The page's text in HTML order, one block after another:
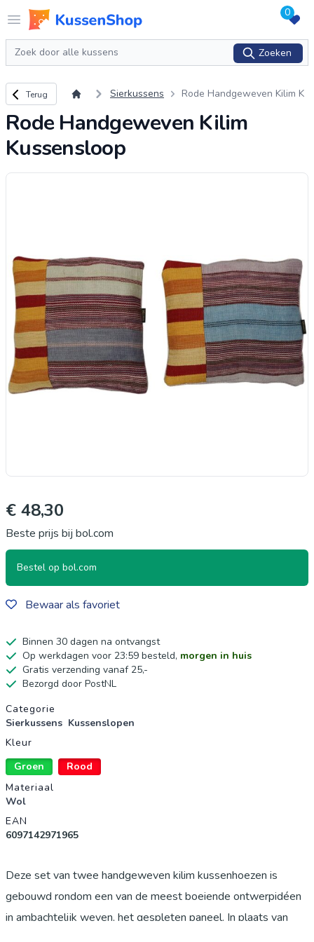
Open menu
Logo www.kussenshop.nl 0
Zoeken
Zoeken
Terug naar overzicht
Terug Sierkussens
Rode Handgeweven Kilim K
Rode Handgeweven Kilim
Kussensloop
€ 48,30
Beste prijs bij bol.com
Bestel op bol.com
Bewaar als favoriet
Binnen 30 dagen na ontvangst
Op werkdagen voor 23:59 besteld, morgen in huis
Gratis verzending vanaf 25,-
Bezorgd door PostNL
Productgegevens
Categorie
Sierkussens Kussenslopen
Kleur
Groen
Rood
Materiaal
Wol
EAN
6097142971965
Deze set van twee handgeweven kilim kussenhoezen is
gebouwd rondom een van de meest boeiende ontwerpidéen
in ambachtelijk weven, het gespleten paneel. In plaats van